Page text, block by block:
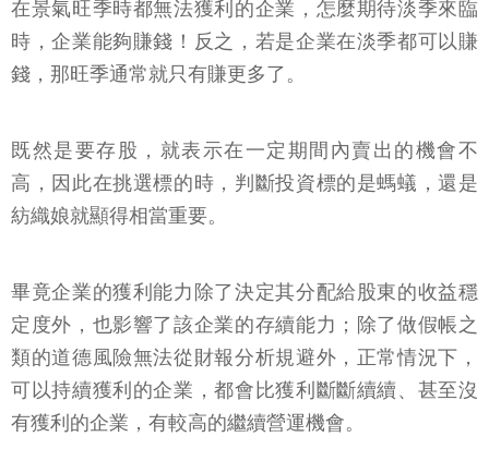
在景氣旺季時都無法獲利的企業，怎麼期待淡季來臨
時，企業能夠賺錢！反之，若是企業在淡季都可以賺
錢，那旺季通常就只有賺更多了。
既然是要存股，就表示在一定期間內賣出的機會不
高，因此在挑選標的時，判斷投資標的是螞蟻，還是
紡織娘就顯得相當重要。
畢竟企業的獲利能力除了決定其分配給股東的收益穩
定度外，也影響了該企業的存續能力；除了做假帳之
類的道德風險無法從財報分析規避外，正常情況下，
可以持續獲利的企業，都會比獲利斷斷續續、甚至沒
有獲利的企業，有較高的繼續營運機會。